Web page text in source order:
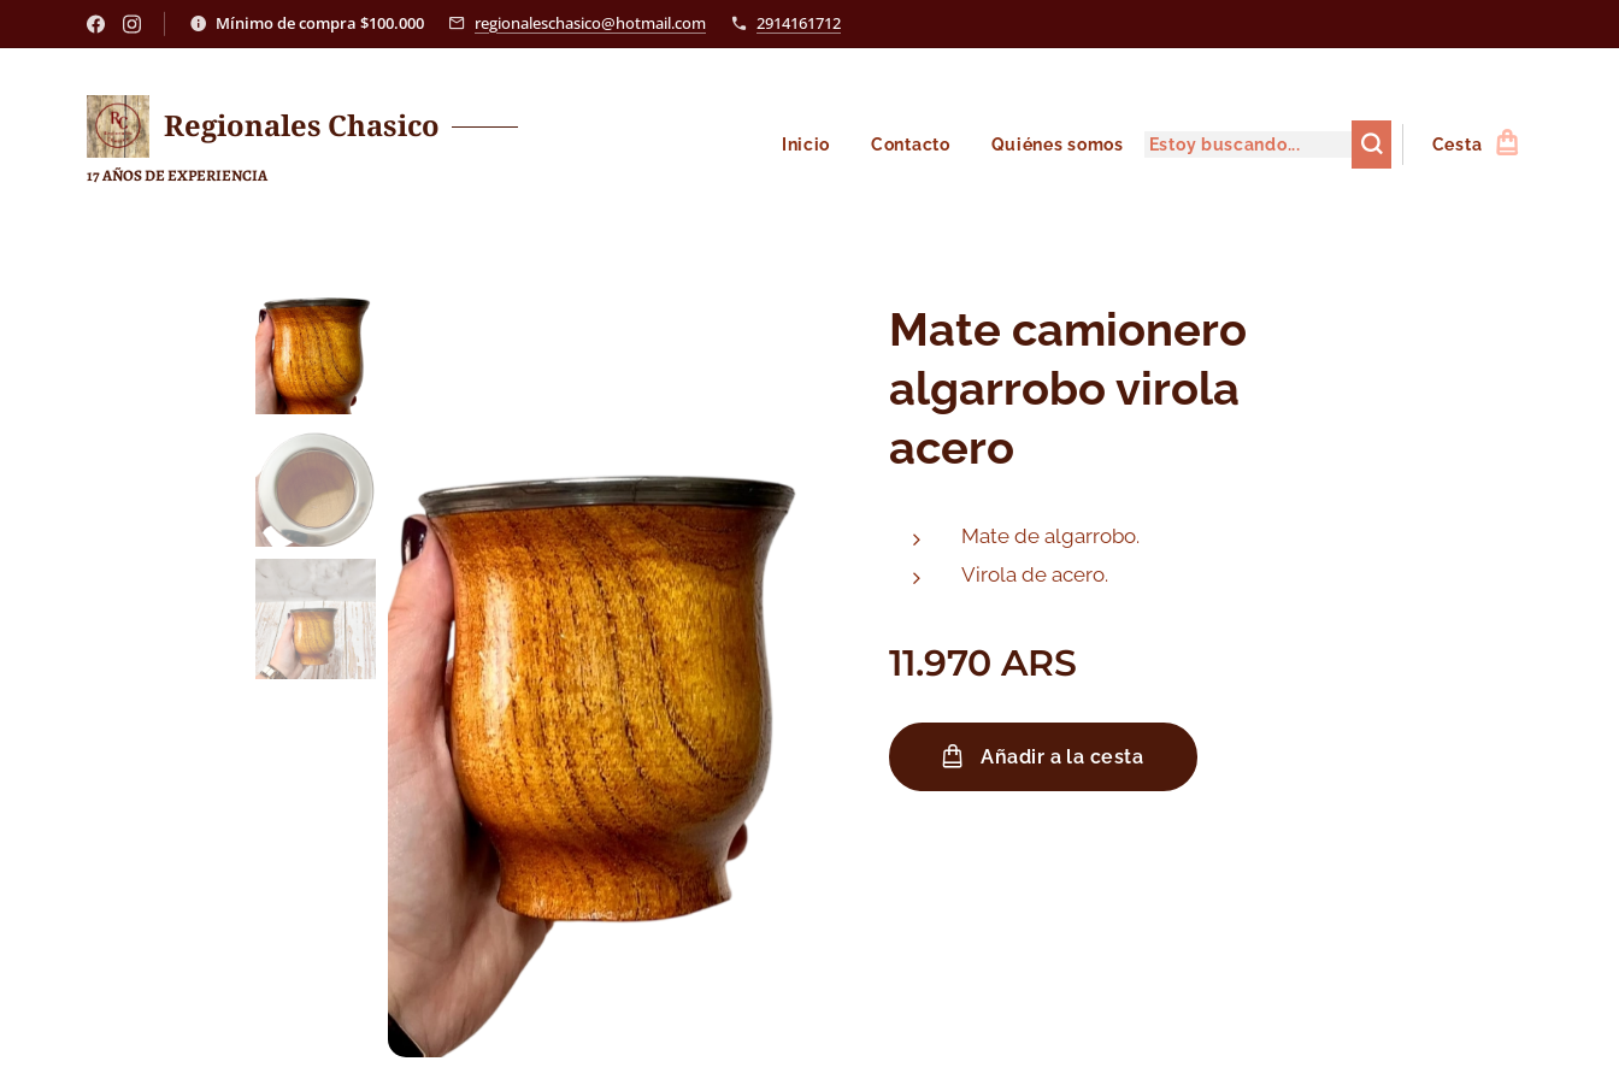
Mínimo de compra $100.000 regionaleschasico@hotmail.com 2914161712
Regionales Chasico
17 AÑOS DE EXPERIENCIA
Inicio Contacto Quiénes somos Cesta
Mate camionero
algarrobo virola
acero
Mate de algarrobo.
Virola de acero.
11.970 ARS
Añadir a la cesta